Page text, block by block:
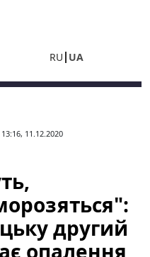
RU UA
13:16, 11.12.2020
другий
опалення